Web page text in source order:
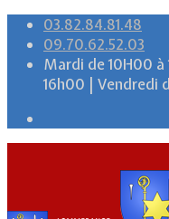
03.82.84.81.48
09.70.62.52.03
Mardi de 10H00 à
16h00 | Vendredi